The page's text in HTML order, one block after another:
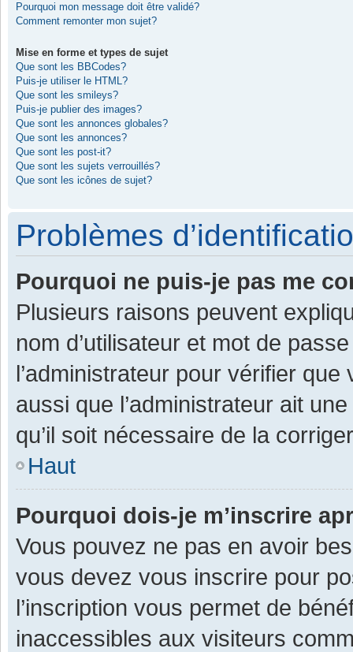
Pourquoi mon message doit être validé?
Comment remonter mon sujet?
Mise en forme et types de sujet
Que sont les BBCodes?
Puis-je utiliser le HTML?
Que sont les smileys?
Puis-je publier des images?
Que sont les annonces globales?
Que sont les annonces?
Que sont les post-it?
Que sont les sujets verrouillés?
Que sont les icônes de sujet?
Problèmes
Pourquoi ne puis-je pas me
Plusieurs raisons peuvent
nom d’utilisateur et mot de
l’administrateur pour vérifier
aussi que l’administrateur ait
qu’il soit nécessaire de la
Haut
Pourquoi dois-je m’inscrire
Vous pouvez ne pas en avoir
vous devez vous inscrire pour
l’inscription vous permet de
inaccessibles aux visiteurs